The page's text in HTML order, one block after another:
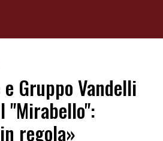
Gruppo Vandelli
"Mirabello":
regola»